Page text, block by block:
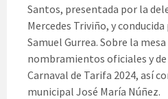
Santos, presentada por la
Mercedes Triviño, y
Samuel Gurrea. Sobre la
nombramientos oficiales y
Carnaval de Tarifa 2024, así
municipal José María Núñez.